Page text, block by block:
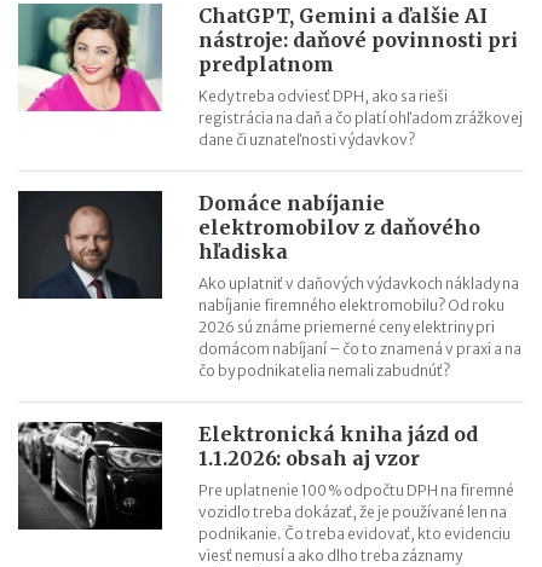
ChatGPT, Gemini a ďalšie AI
nástroje: daňové povinnosti pri
predplatnom
Kedy treba odviesť DPH, ako sa rieši
registrácia na daň a čo platí ohľadom zrážkovej
dane či uznateľnosti výdavkov?
Domáce nabíjanie
elektromobilov z daňového
hľadiska
Ako uplatniť v daňových výdavkoch náklady na
nabíjanie firemného elektromobilu? Od roku
2026 sú známe priemerné ceny elektriny pri
domácom nabíjaní – čo to znamená v praxi a na
čo by podnikatelia nemali zabudnúť?
Elektronická kniha jázd od
1.1.2026: obsah aj vzor
Pre uplatnenie 100 % odpočtu DPH na firemné
vozidlo treba dokázať, že je používané len na
podnikanie. Čo treba evidovať, kto evidenciu
viesť nemusí a ako dlho treba záznamy